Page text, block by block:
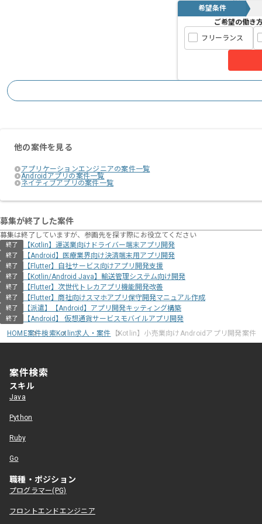
希望条件
ご希望の働き
フリーランス
他の案件を見る
アプリケーションエンジニアの案件一覧
Androidアプリの案件一覧
ネイティブアプリの案件一覧
募集が終了した案件
募集は終了していますが、参画先を探す際にお役立てください
終了 【Kotlin】運送業向けドライバー端末アプリ開発
終了 【Android】医療業界向け決済端末用アプリ開発
終了 【Flutter】自社サービス向けアプリ開発支援
終了 【Kotlin/Android Java】輸送管理システム向け開発
終了 【Flutter】次世代トレカアプリ機能開発改善
終了 【Flutter】商社向けスマホアプリ保守開発マニュアル作成
終了 【派遣】【Android】アプリ開発キッティング構築
終了
【Android】 仮想通貨サービスモバイルアプリ開発
HOME案件検索Kotlin求人・案件 【Kotlin】小売業向けAndroidアプリ開発案件
案件検索
スキル
Java
Python
Ruby
Go
職種・ポジション
プログラマー(PG)
フロントエンドエンジニア